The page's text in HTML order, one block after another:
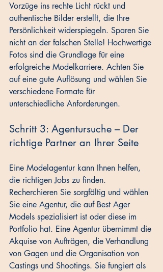
Vorzüge ins rechte Licht rückt und
authentische Bilder erstellt, die Ihre
Persönlichkeit widerspiegeln. Sparen Sie
nicht an der falschen Stelle! Hochwertige
Fotos sind die Grundlage für eine
erfolgreiche Modelkarriere. Achten Sie
auf eine gute Auflösung und wählen Sie
verschiedene Formate für
unterschiedliche Anforderungen.
Schritt 3: Agentursuche – Der
richtige Partner an Ihrer Seite
Eine Modelagentur kann Ihnen helfen,
die richtigen Jobs zu finden.
Recherchieren Sie sorgfältig und wählen
Sie eine Agentur, die auf Best Ager
Models spezialisiert ist oder diese im
Portfolio hat. Eine Agentur übernimmt die
Akquise von Aufträgen, die Verhandlung
von Gagen und die Organisation von
Castings und Shootings. Sie fungiert als